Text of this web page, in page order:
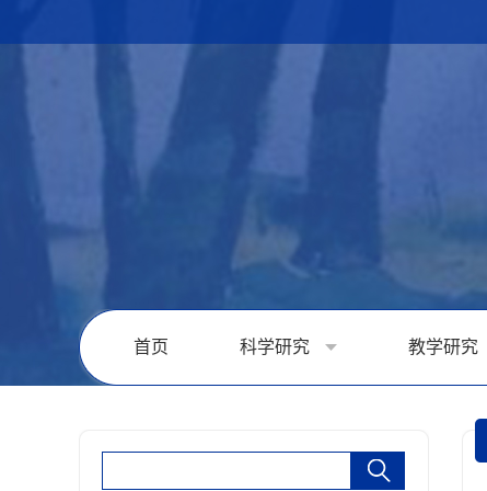
首页 科学研究 教学研究